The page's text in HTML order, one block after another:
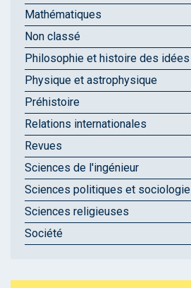
Mathématiques
Non classé
Philosophie et histoire des idées
Physique et astrophysique
Préhistoire
Relations internationales
Revues
Sciences de l'ingénieur
Sciences politiques et sociologie
Sciences religieuses
Société